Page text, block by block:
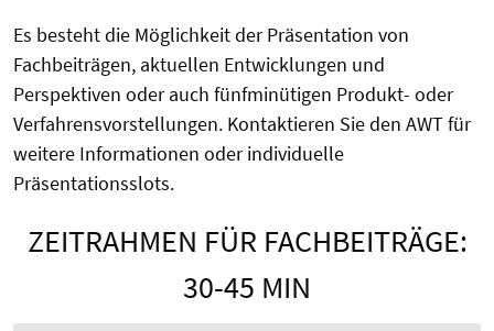
Es besteht die Möglichkeit der Präsentation von
Fachbeiträgen, aktuellen Entwicklungen und
Perspektiven oder auch fünfminütigen Produkt- oder
Verfahrensvorstellungen. Kontaktieren Sie den AWT für
weitere Informationen oder individuelle
Präsentationsslots.
ZEITRAHMEN FÜR FACHBEITRÄGE:
30-45 MIN